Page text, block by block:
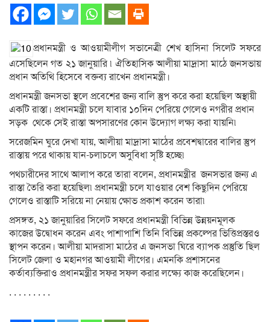
প্রধানমন্ত্রী ও আওয়ামীলীগ সভানেত্রী শেখ হাসিনা সিলেট সফরে
এসেছিলেন গত ২১ জানুয়ারি ৷ ঐতিহাসিক আলীয়া মাদ্রাসা মাঠে জনসভায়
প্রধান অতিথি হিসেবে বক্তব্য রাখেন প্রধানমন্ত্রী।
প্রধানমন্ত্রী জনসভা স্থলে প্রবেশের জন্য বালি স্তুপ করে করা হয়েছিল অস্থায়ী
একটি রাস্তা। প্রধানমন্ত্রী চলে যাবার ১০দিন পেরিয়ে গেলেও নগরীর প্রধান
সড়ক থেকে সেই রাস্তা অপসারণের কোন উদ্যোগ লক্ষ্য করা যায়নি৷
সরেজমিন ঘুরে দেখা যায়, আলীয়া মাদ্রাসা মাঠের প্রবেশদ্বারের বালির স্তুপ
রাস্তায় পরে থাকায় যান-চলাচলে অসুবিধা সৃষ্টি হচ্ছে৷
পথচারীদের সাথে আলাপ করে তারা বলেন, প্রধানমন্ত্রীর জনসভার জন্য এ
রাস্তা তৈরি করা হয়েছিল৷ প্রধানমন্ত্রী চলে যাওয়ার বেশ কিছুদিন পেরিয়ে
গেলেও রাস্তাটি সরিয়ে না নেয়ায় ক্ষোভ প্রকাশ করেন তারা৷
প্রসঙ্গত, ২১ জানুয়ারির সিলেট সফরে প্রধানমন্ত্রী বিভিন্ন উন্নয়নমূলক
কাজের উদ্বোধন করেন এবং পাশাপাশি তিনি বিভিন্ন প্রকল্পের ভিত্তিপ্রস্তরও
স্থাপন করেন। আলীয়া মাদরাসা মাঠের এ জনসভা ঘিরে ব্যাপক প্রস্তুতি ছিল
সিলেট জেলা ও মহানগর আওয়ামী লীগের। এমনকি প্রশাসনের
কর্তাব্যক্তিরাও প্রধানমন্ত্রীর সফর সফল করার লক্ষ্যে কাজ করেছিলেন।
. . . . . . . . .